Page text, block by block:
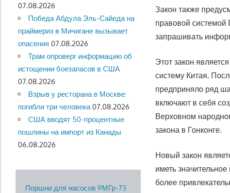
Закон также
правовой системой
запрашивать
Этот закон
систему Китая.
предприняло ряд
включают в себя
Верховном
закона в Гонконге.
Новый закон
иметь
более
07.08.2026
Победа Абдула Эль-Сайеда на
праймериз в Мичигане вызывает
опасения 07.08.2026
Трам опроверг информацию об
истощении боезапасов в США
07.08.2026
Взрыв у ресторана в Москве:
погибли три человека 07.08.2026
США вводят 50-процентные
пошлины на импорт из Канады
06.08.2026
Поршни для насосов 9МГр-73